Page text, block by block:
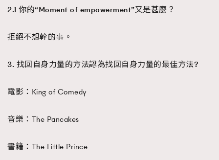
2.1 你的“Moment of empowerment”又是甚麼？
拒絕不想幹的事。
3. 找回自身力量的方法認為找回自身力量的最佳方法?
電影：King of Comedy
音樂：The Pancakes
書籍：The Little Prince